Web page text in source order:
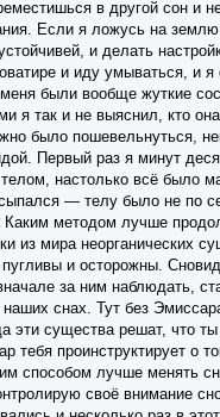
в другой сон
Если я ложусь на
и делать
и иду умываться,
были вообще жуткие
я так и не выяснил, кто
было пошевельнуться,
Первый раз я минут
настолько всё было
— телу было не по
методом лучше
из мира неорганических
и осторожны.
за ним наблюдать,
снах. Тут без
эти существа решат, что
тебя проинструктирует о
способом лучше менять
своё внимание